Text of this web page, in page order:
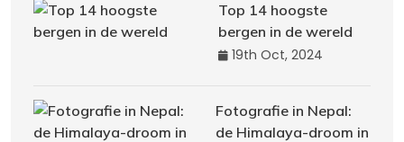
Top 14 hoogste
bergen in de wereld
19th Oct, 2024
Fotografie in Nepal:
de Himalaya-droom in